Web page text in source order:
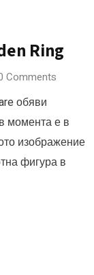
Ring
Comments
обяви
момента е в
изображение
фигура в